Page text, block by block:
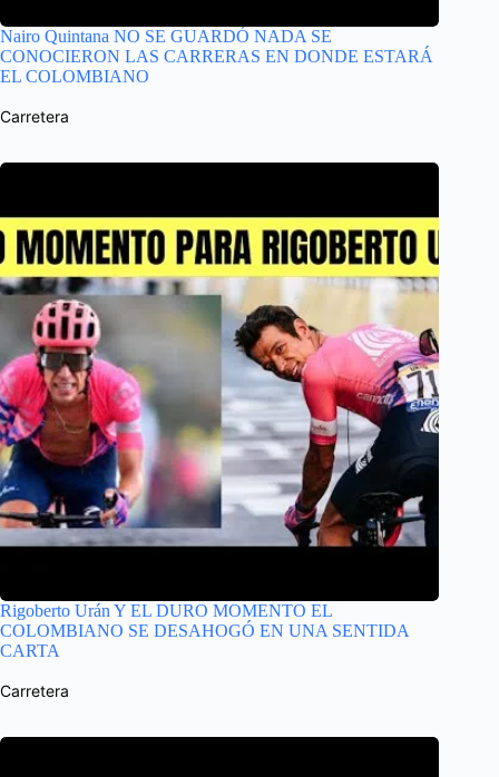
Nairo Quintana NO SE GUARDÓ NADA SE
CONOCIERON LAS CARRERAS EN DONDE ESTARÁ
EL COLOMBIANO
Carretera
Rigoberto Urán Y EL DURO MOMENTO EL
COLOMBIANO SE DESAHOGÓ EN UNA SENTIDA
CARTA
Carretera